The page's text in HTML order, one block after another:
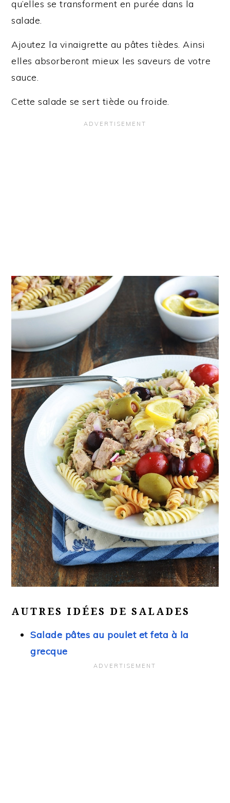
qu’elles se transforment en purée dans la
salade.
Ajoutez la vinaigrette au pâtes tièdes. Ainsi
elles absorberont mieux les saveurs de votre
sauce.
Cette salade se sert tiède ou froide.
AUTRES IDÉES DE SALADES
Salade pâtes au poulet et feta à la
grecque